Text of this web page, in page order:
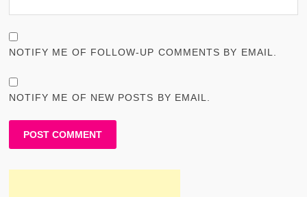
NOTIFY ME OF FOLLOW-UP COMMENTS BY EMAIL.
NOTIFY ME OF NEW POSTS BY EMAIL.